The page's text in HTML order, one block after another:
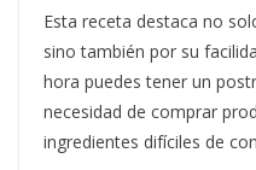
Esta receta destaca no
sino también por su
hora puedes tener un
necesidad de comprar
ingredientes difíciles de